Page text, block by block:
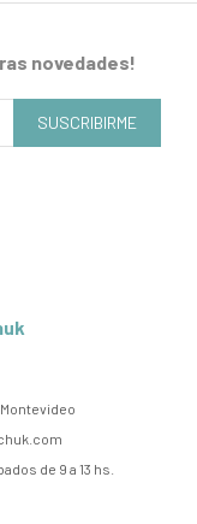
de 9 a 13 hs.
novedades!
SUSCRIBIRME